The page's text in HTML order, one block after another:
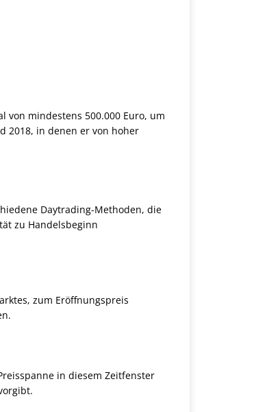
von mindestens 500.000 Euro, um
2018, in denen er von hoher
Daytrading-Methoden, die
zu Handelsbeginn
zum Eröffnungspreis
in diesem Zeitfenster